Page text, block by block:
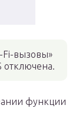
Fi-вызовы»
отключена.
функции